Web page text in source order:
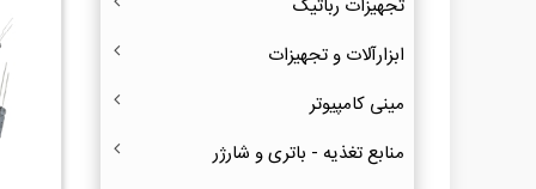
تجهیزات رباتیک
ابزارآلات و تجهیزات
مینی کامپیوتر
منابع تغذیه - باتری و شارژر